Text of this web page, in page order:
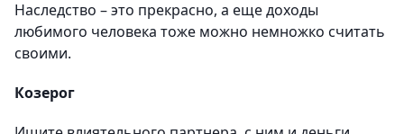
Наследство – это прекрасно, а еще доходы
любимого человека тоже можно немножко считать
своими.
Козерог